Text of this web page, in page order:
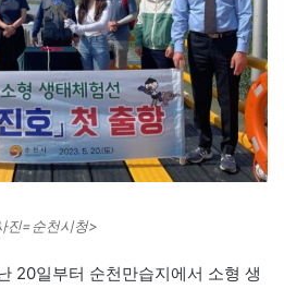
진=순천시청>
20일부터 순천만습지에서 소형 생